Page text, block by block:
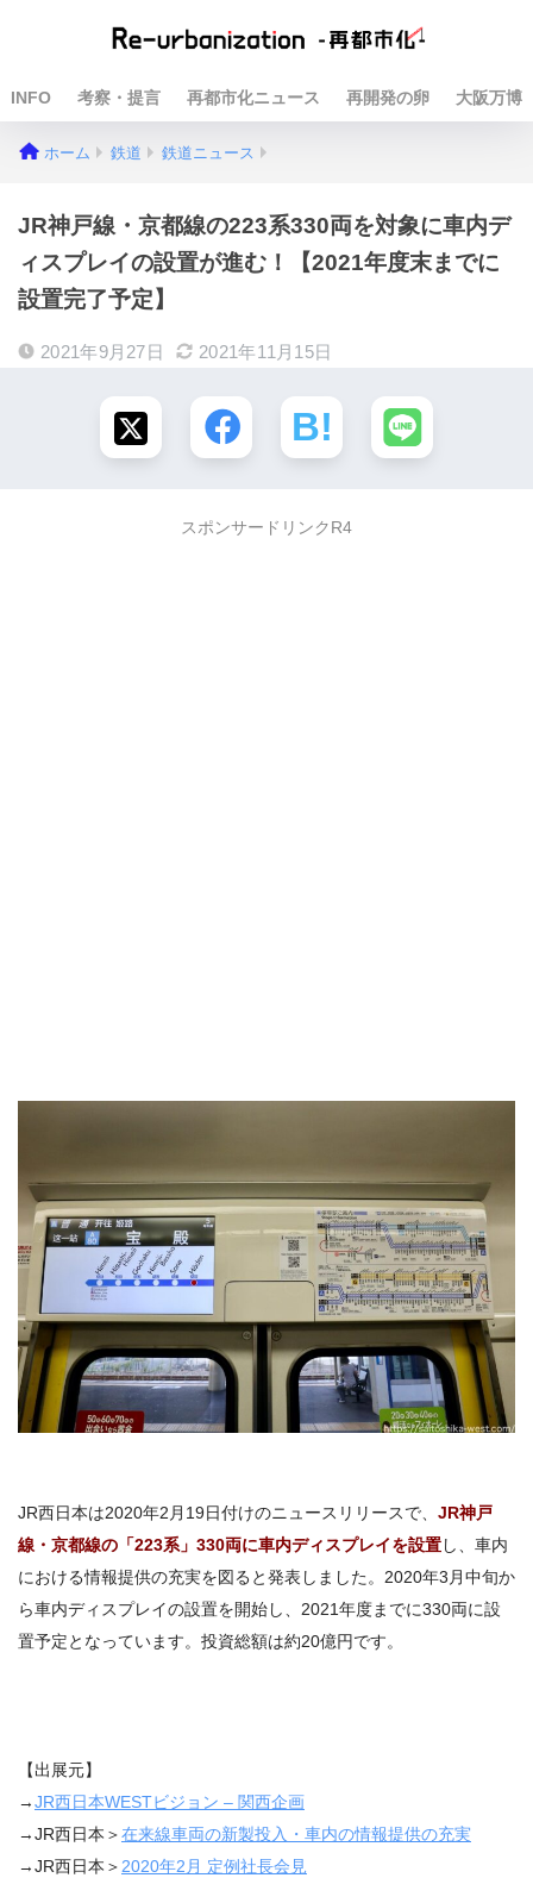
INFO 考察・提言 再都市化ニュース 再開発の卵 大阪万博
ホーム 鉄道 鉄道ニュース
JR神戸線・京都線の223系330両を対象に車内デ
ィスプレイの設置が進む！【2021年度末までに
設置完了予定】
2021年9月27日 2021年11月15日
スポンサードリンクR4
JR西日本は2020年2月19日付けのニュースリリースで、 JR神戸
線・京都線の「223系」330両に車内ディスプレイを設置し、車内
における情報提供の充実を図ると発表しました。2020年3月中旬か
ら車内ディスプレイの設置を開始し、2021年度までに330両に設
置予定となっています。投資総額は約20億円です。
【出展元】
→JR西日本WESTビジョン – 関西企画
→JR西日本＞在来線車両の新製投入・車内の情報提供の充実
→JR西日本＞ 2020年2 月 定例社長会見